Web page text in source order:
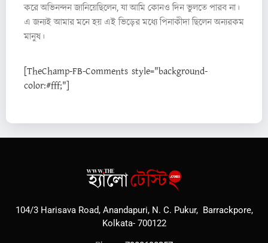
করে অভিনন্দন জানিয়েছিলেন, যা আমি কোনও দিন ভুলতে পারব না।
এ জন্যই আমার মনে হয় এই ভিড়ের মধ্যে পিনাকীদা ছিলেন অন্যরকম
মানুষ।
[TheChamp-FB-Comments style="background-
color:#fff;"]
104/3 Harisava Road, Anandapuri, N. C. Pukur, Barrackpore,
Kolkata- 700122